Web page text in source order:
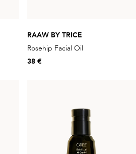
RAAW BY TRICE
Rosehip Facial Oil
38 €